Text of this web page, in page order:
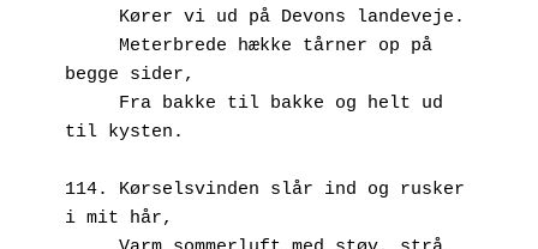
     Kører vi ud på Devons landeveje.
begge sider,
til kysten.
114. Kørselsvinden slår ind og rusker
i mit hår,